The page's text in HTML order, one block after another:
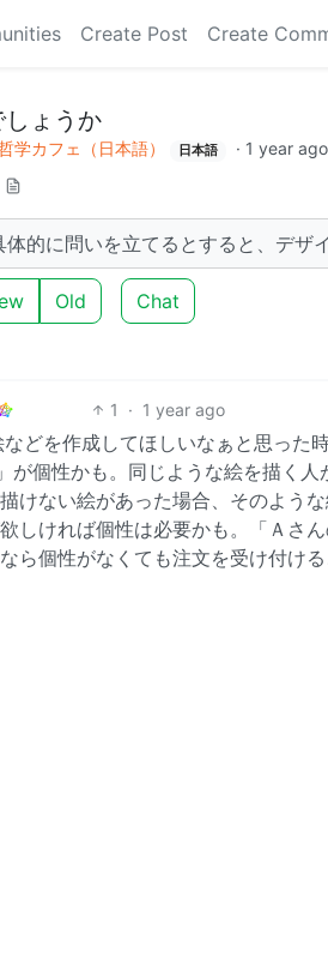
Create Post Create
ょうか
学カフェ（日本語） 日本語 · 1 year ago
的に問いを立てるとすると、デザ
Old Chat
1 · 1 year ago
などを作成してほしいなぁと思っ
個性かも。同じような絵を描く人
けない絵があった場合、そのよう
しければ個性は必要かも。「Ａさ
ら個性がなくても注文を受け付け